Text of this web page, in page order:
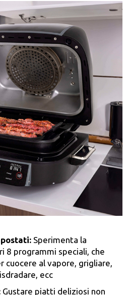
Sperimenta la
8 programmi speciali, che
cuocere al vapore, grigliare,
ecc
Gustare piatti deliziosi non